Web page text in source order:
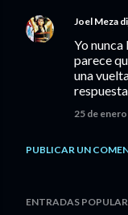
Joel Meza
Yo nunca
parece
una
25 de enero
PUBLICAR UN
ENTRADAS